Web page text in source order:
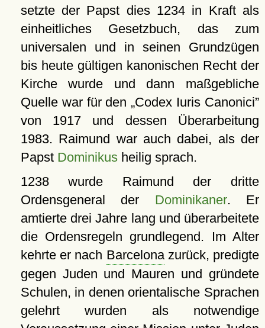
setzte der Papst dies 1234 in Kraft als
einheitliches Gesetzbuch, das zum
universalen und in seinen Grundzügen
bis heute gültigen kanonischen Recht der
Kirche wurde und dann maßgebliche
Quelle war für den Codex Iuris Canonici
von 1917 und dessen Überarbeitung
1983. Raimund war auch dabei, als der
Papst Dominikusheilig sprach.
1238 wurde Raimund der dritte
Ordensgeneral der Dominikaner. Er
amtierte drei Jahre lang und überarbeitete
die Ordensregeln grundlegend. Im Alter
kehrte er nach Barcelonazurück, predigte
gegen Juden und Mauren und gründete
Schulen, in denen orientalische Sprachen
gelehrt wurden als notwendige